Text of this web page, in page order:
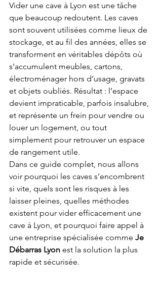
Vider une cave à Lyon est une tâche
que beaucoup redoutent. Les caves
sont souvent utilisées comme lieux de
stockage, et au fil des années, elles se
transforment en véritables dépôts où
s’accumulent meubles, cartons,
électroménager hors d’usage, gravats
et objets oubliés. Résultat : l’espace
devient impraticable, parfois insalubre,
et représente un frein pour vendre ou
louer un logement, ou tout
simplement pour retrouver un espace
de rangement utile.
Dans ce guide complet, nous allons
voir pourquoi les caves s’encombrent
si vite, quels sont les risques à les
laisser pleines, quelles méthodes
existent pour vider efficacement une
cave à Lyon, et pourquoi faire appel à
une entreprise spécialisée comme Je
Débarras Lyon est la solution la plus
rapide et sécurisée.